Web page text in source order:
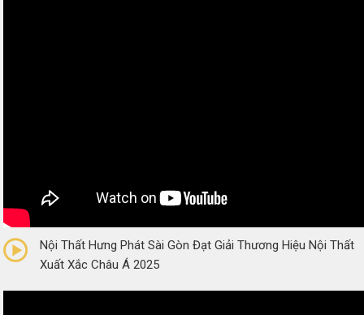
(0 Reviews)
Nội Thất Hưng Phát Sài Gòn Đạt Giải Thương Hiệu Nội Thất
Xuất Xắc Châu Á 2025